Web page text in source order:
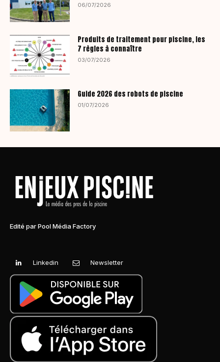
06/07/2026
Produits de traitement pour piscine, les
7 règles à connaître
03/07/2026
Guide 2026 des robots de piscine
01/07/2026
Edité par Pool Média Factory
Linkedin Newsletter